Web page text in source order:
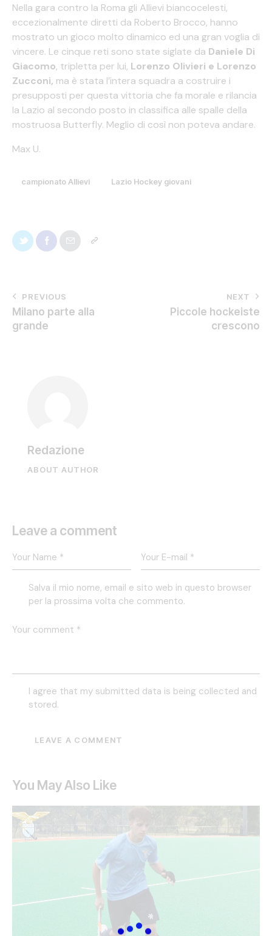
Nella gara contro la Roma gli Allievi biancocelesti,
eccezionalmente diretti da Roberto Brocco, hanno
mostrato un gioco molto dinamico ed una gran voglia di
vincere. Le cinque reti sono state siglate da Daniele Di
Giacomo, tripletta per lui, Lorenzo Olivieri e Lorenzo
Zucconi, ma è stata l’intera squadra a costruire i
presupposti per questa vittoria che fa morale e rilancia
la Lazio al secondo posto in classifica alle spalle della
mostruosa Butterfly. Meglio di così non poteva andare.
Max U.
campionato Allievi Lazio Hockey giovani
PREVIOUS
Milano parte alla
grande
NEXT
Piccole hockeiste
crescono
Redazione
ABOUT AUTHOR
Leave a comment
Salva il mio nome, email e sito web in questo browser
per la prossima volta che commento.
I agree that my submitted data is being collected and
stored.
You May Also Like